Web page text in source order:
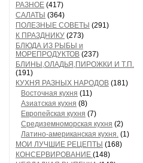
РАЗНОЕ (417)
САЛАТЫ (364)
ПОЛЕЗНЫЕ СОВЕТЫ (291)
К ПРАЗДНИКУ (273)
БЛЮДА ИЗ РЫБЫ и
МОРЕПРОДУКТОВ (237)
БЛИНЫ,ОЛАДЬЯ,ПИРОЖКИ И Т.П.
(191)
КУХНЯ РАЗНЫХ НАРОДОВ (181)
Восточная кухня (11)
Азиатская кухня (8)
Европейская кухня (7)
Средиземноморская кухня (2)
Латино-американская кухня. (1)
МОИ ЛУЧШИЕ РЕЦЕПТЫ (168)
КОНСЕРВИРОВАНИЕ (148)